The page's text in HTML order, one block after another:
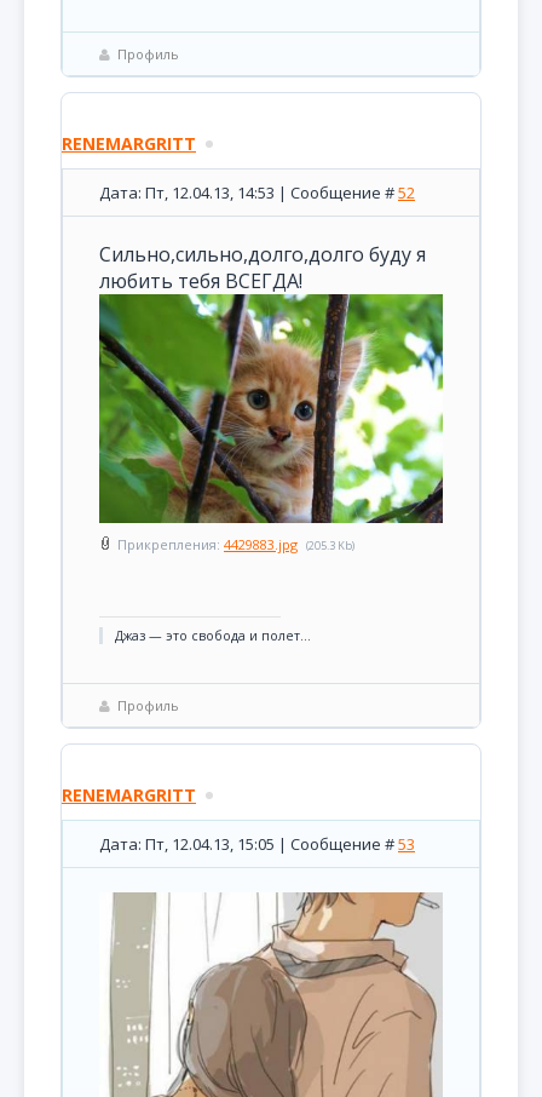
Профиль
RENEMARGRITT
Дата: Пт, 12.04.13, 14:53 | Сообщение #52
Сильно,сильно,долго,долго буду я
любить тебя ВСЕГДА!
Прикрепления: 4429883.jpg (205.3 Kb)
Джаз — это свобода и полет...
Профиль
RENEMARGRITT
Дата: Пт, 12.04.13, 15:05 | Сообщение #53